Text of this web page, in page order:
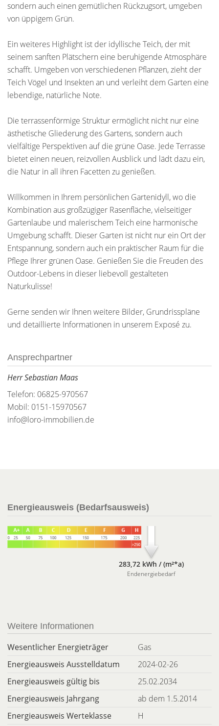
sondern auch einen gemütlichen Rückzugsort, umgeben
von üppigem Grün.
Ein weiteres Highlight ist der idyllische Teich, der mit
seinem sanften Plätschern eine beruhigende Atmosphäre
schafft. Umgeben von verschiedenen Pflanzen, zieht der
Teich Vögel und Insekten an und verleiht dem Garten eine
lebendige, natürliche Note.
Die terrassenförmige Struktur ermöglicht nicht nur eine
ästhetische Gliederung des Gartens, sondern auch
vielfältige Perspektiven auf die grüne Oase. Jede Terrasse
bietet einen neuen, reizvollen Ausblick und lädt dazu ein,
die Natur in all ihren Facetten zu genießen.
Willkommen in Ihrem persönlichen Gartenidyll, wo die
Kombination aus großzügiger Rasenfläche, vielseitiger
Gartenlaube und malerischem Teich eine harmonische
Umgebung schafft. Dieser Garten ist nicht nur ein Ort der
Entspannung, sondern auch ein praktischer Raum für die
Pflege Ihrer grünen Oase. Genießen Sie die Freuden des
Outdoor-Lebens in dieser liebevoll gestalteten
Naturkulisse!
Gerne senden wir Ihnen weitere Bilder, Grundrisspläne
und detaillierte Informationen in unserem Exposé zu.
Ansprechpartner
Herr Sebastian Maas
Telefon: 06825-970567
Mobil: 0151-15970567
info@loro-immobilien.de
Energieausweis (Bedarfsausweis)
283,72 kWh / (m²*a)
Endenergiebedarf
Weitere Informationen
Wesentlicher Energieträger
Gas
Energieausweis Ausstelldatum
2024-02-26
Energieausweis gültig bis
25.02.2034
Energieausweis Jahrgang
ab dem 1.5.2014
Energieausweis Werteklasse
H